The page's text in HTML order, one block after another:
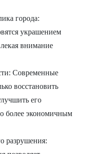
города:
украшением
внимание
Современные
восстановить
его
более экономичным
разрушения: